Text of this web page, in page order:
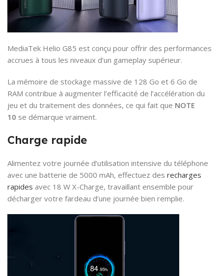
MediaTek Helio G85 est conçu pour offrir des performances
accrues à tous les niveaux d’un gameplay supérieur.
La mémoire de stockage massive de 128 Go et 6 Go de
RAM contribue à augmenter l’efficacité de l’accélération du
jeu et du traitement des données, ce qui fait que NOTE
10 se démarque vraiment.
Charge rapide
Alimentez votre journée d’utilisation intensive du téléphone
avec une batterie de 5000 mAh, effectuez des recharges
rapides avec 18 W X-Charge, travaillant ensemble pour
décharger votre fardeau d’une journée bien remplie.